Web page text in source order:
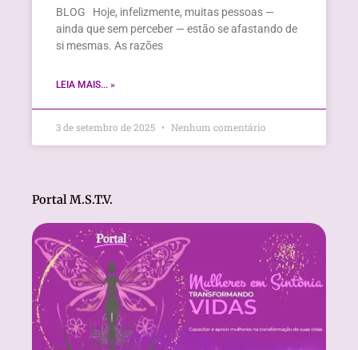
BLOG Hoje, infelizmente, muitas pessoas —
ainda que sem perceber — estão se afastando de
si mesmas. As razões
LEIA MAIS... »
3 de setembro de 2025 Nenhum comentário
Portal M.S.T.V.